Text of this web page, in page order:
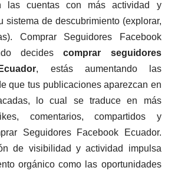
las cuentas con más actividad y
sistema de descubrimiento (explorar,
Comprar Seguidores Facebook
decidescomprar seguidores
, estás aumentando las
que tus publicaciones aparezcan en
lo cual se traduce en más
comentarios, compartidos y
Seguidores Facebook Ecuador.
de visibilidad y actividad impulsa
orgánico como las oportunidades